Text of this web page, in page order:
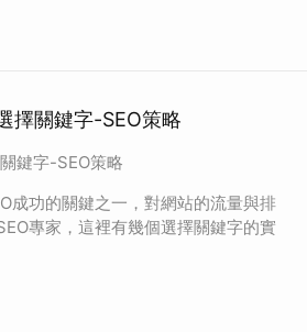
擇關鍵字-SEO策略
鍵字-SEO策略
成功的關鍵之一，對網站的流量與排
專家，這裡有幾個選擇關鍵字的實